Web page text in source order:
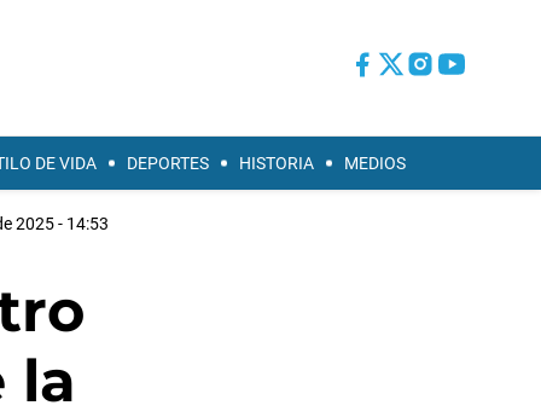
DE VIDA DEPORTES HISTORIA MEDIOS
2025 - 14:53
la